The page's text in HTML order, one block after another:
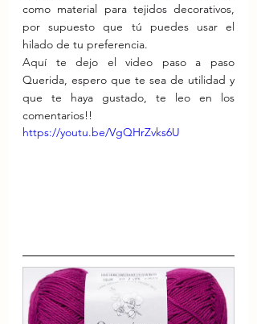
como material para tejidos decorativos,
por supuesto que tú puedes usar el
hilado de tu preferencia.
Aquí te dejo el video paso a paso
Querida, espero que te sea de utilidad y
que te haya gustado, te leo en los
comentarios!!
https://youtu.be/VgQHrZvks6U